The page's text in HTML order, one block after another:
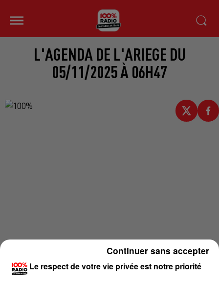
L'AGENDA DE L'ARIEGE DU
05/11/2025 À 06H47
Le respect de votre vie privée est notre priorité
Continuer sans accepter